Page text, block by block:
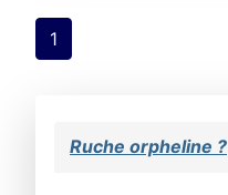
1
Ruche orpheline ?